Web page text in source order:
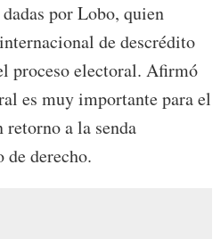
por Lobo, quien
de descrédito
proceso electoral. Afirmó
es muy importante para el
retorno a la senda
de derecho.